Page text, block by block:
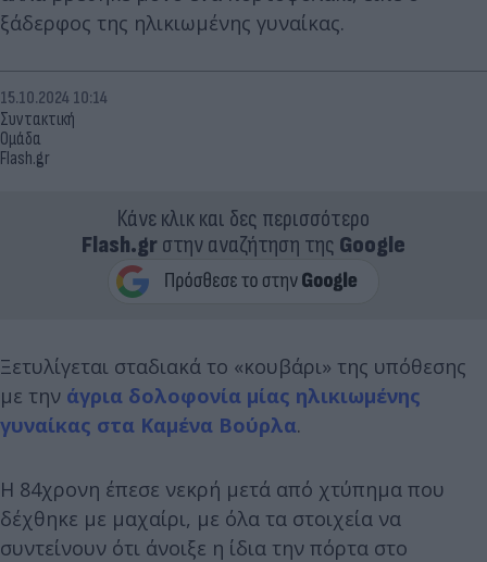
ξάδερφος της ηλικιωμένης γυναίκας.
Συντακτική
Ομάδα
Flash.gr
15.10.2024 10:14
Κάνε κλικ και δες περισσότερο
Flash.grστην αναζήτηση της Google
Ξετυλίγεται σταδιακά το «κουβάρι» της υπόθεσης
με την άγρια δολοφονία μίας ηλικιωμένης
γυναίκας στα Καμένα Βούρλα.
Η 84χρονη έπεσε νεκρή μετά από χτύπημα που
δέχθηκε με μαχαίρι, με όλα τα στοιχεία να
συντείνουν ότι άνοιξε η ίδια την πόρτα στο